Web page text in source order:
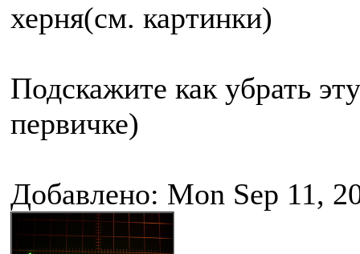
херня(см. картинки)
Подскажите как убрать
первичке)
Добавлено: Mon Sep 11,